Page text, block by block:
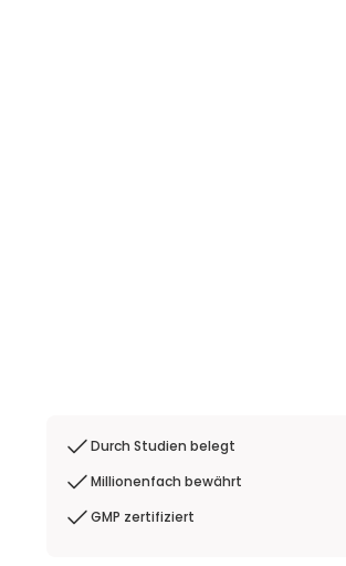
Durch Studien belegt
Millionenfach bewährt
GMP zertifiziert